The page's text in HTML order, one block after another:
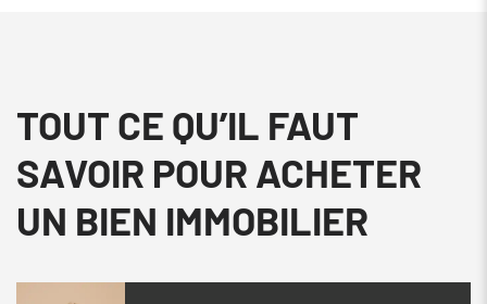
TOUT CE QU’IL FAUT
SAVOIR POUR ACHETER
UN BIEN IMMOBILIER